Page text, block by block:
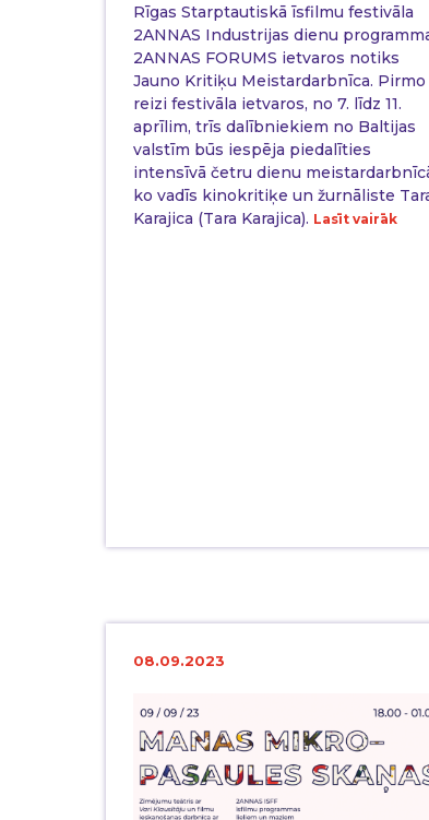
Rīgas Starptautiskā īsfilmu festivāla
2ANNAS Industrijas dienu
2ANNAS FORUMS ietvaros notiks
Jauno Kritiķu Meistardarbnīca. Pirmo
reizi festivāla ietvaros, no 7. līdz 11.
aprīlim, trīs dalībniekiem no Baltijas
valstīm būs iespēja piedalīties
intensīvā četru dienu
ko vadīs kinokritiķe un žurnāliste
Karajica (Tara Karajica). Lasīt vairāk
08.09.2023